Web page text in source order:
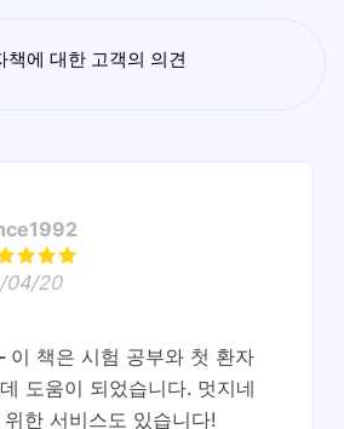
책에 대한 고객의 의견
04/20
이 책은 시험 공부와 첫 환자
도움이 되었습니다. 멋지네
한 서비스도 있습니다!